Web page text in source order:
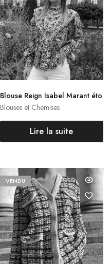
Blouses et Chemises
Blouse Reign Isabel Marant éto
ile
Lire la suite
VENDU